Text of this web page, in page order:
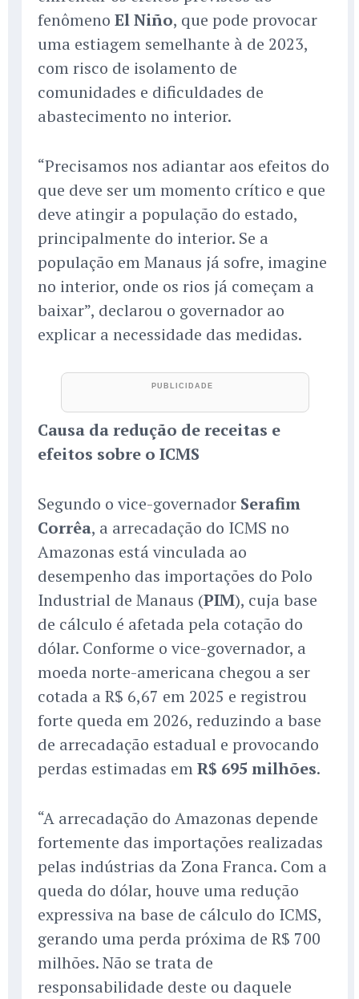
fenômeno El Niño, que pode provocar
uma estiagem semelhante à de 2023,
com risco de isolamento de
comunidades e dificuldades de
abastecimento no interior.
“Precisamos nos adiantar aos efeitos do
que deve ser um momento crítico e que
deve atingir a população do estado,
principalmente do interior. Se a
população em Manaus já sofre, imagine
no interior, onde os rios já começam a
baixar”, declarou o governador ao
explicar a necessidade das medidas.
Causa da redução de receitas e
efeitos sobre o ICMS
Segundo o vice-governador Serafim
Corrêa, a arrecadação do ICMS no
Amazonas está vinculada ao
desempenho das importações do Polo
Industrial de Manaus (PIM), cuja base
de cálculo é afetada pela cotação do
dólar. Conforme o vice-governador, a
moeda norte-americana chegou a ser
cotada a R$ 6,67 em 2025 e registrou
forte queda em 2026, reduzindo a base
de arrecadação estadual e provocando
perdas estimadas emR$ 695 milhões.
“A arrecadação do Amazonas depende
fortemente das importações realizadas
pelas indústrias da Zona Franca. Com a
queda do dólar, houve uma redução
expressiva na base de cálculo do ICMS,
gerando uma perda próxima de R$ 700
milhões. Não se trata de
responsabilidade deste ou daquele